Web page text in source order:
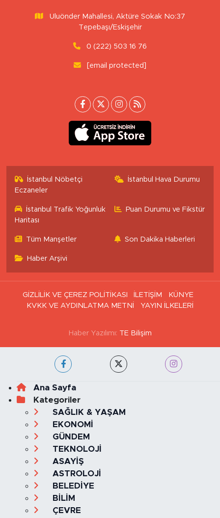
Uluönder Mahallesi, Aktüre Sokak No:37
Tepebaşı/Eskişehir
0 (222) 503 16 76
[email protected]
İstanbul Nöbetçi
Eczaneler
İstanbul Hava Durumu
İstanbul Trafik Yoğunluk
Haritası
Puan Durumu ve Fikstür
Tüm Manşetler Son Dakika Haberleri
Haber Arşivi
GİZLİLİK VE ÇEREZ POLİTİKASI İLETİŞİM
KÜNYE
KVKK VE AYDINLATMA METNİ
YAYIN İLKELERİ
Haber Yazılımı: TE Bilişim
Ana Sayfa
Kategoriler
SAĞLIK & YAŞAM
EKONOMİ
GÜNDEM
TEKNOLOJİ
ASAYİŞ
ASTROLOJİ
BELEDİYE
BİLİM
ÇEVRE